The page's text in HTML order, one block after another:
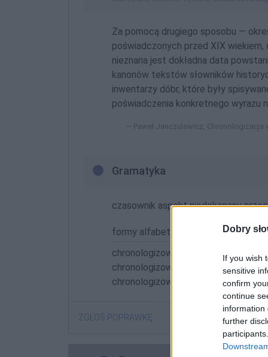
Dobry
If you wish
sensitive
confirm
continue
information
further
Za pomocą drugiego sposobu —
poświadczonych przed XIX
nieznana jest dokładna data
kanonów tekstów słowników
inwentarzy dóbr, które były
poświadczenia konkretnego wyrazu
Paweł Janczulewicz, Chronologizacja
Gramatyka
czasownik aspekt niedokonany
formy alfabetycznie:
chronologizować; chronologizował;
chronologizowałabyś;
chronologizowałbym;
ZGŁOŚ POPRAWKĘ